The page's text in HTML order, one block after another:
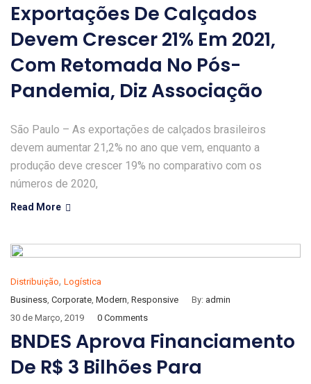
Exportações De Calçados
Devem Crescer 21% Em 2021,
Com Retomada No Pós-
Pandemia, Diz Associação
São Paulo – As exportações de calçados brasileiros
devem aumentar 21,2% no ano que vem, enquanto a
produção deve crescer 19% no comparativo com os
números de 2020,
Read More
Distribuição, Logística
Business, Corporate, Modern, Responsive By: admin
30 de Março, 2019
0 Comments
BNDES Aprova Financiamento
De R$ 3 Bilhões Para